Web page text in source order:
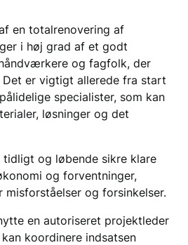
en totalrenovering af
i høj grad af et godt
og fagfolk, der
er vigtigt allerede fra start
specialister, som kan
løsninger og det
og løbende sikre klare
og forventninger,
misforståelser og forsinkelser.
en autoriseret projektleder
koordinere indsatsen